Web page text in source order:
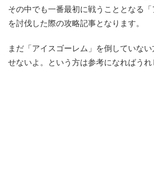
その中でも一番最初に戦うこととなる「
を討伐した際の攻略記事となります。
まだ「アイスゴーレム」を倒していな
せないよ。という方は参考になればうれ